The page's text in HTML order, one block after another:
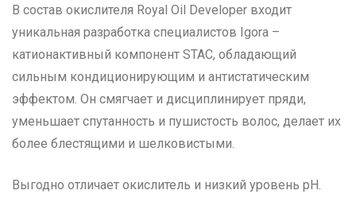
В состав окислителя Royal Oil Developer входит
уникальная разработка специалистов Igora –
катионактивный компонент STAC, обладающий
сильным кондиционирующим и антистатическим
эффектом. Он смягчает и дисциплинирует пряди,
уменьшает спутанность и пушистость волос, делает их
более блестящими и шелковистыми.
Выгодно отличает окислитель и низкий уровень рН.